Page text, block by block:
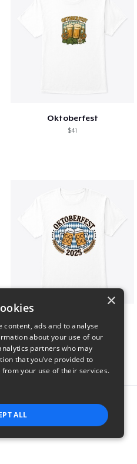
Oktoberfest
$41
$41
this product
×
content, ads and to analyse
about your use of our
partners who may
that you’ve provided to
your use of their services.
ALL
PERFORMANCE